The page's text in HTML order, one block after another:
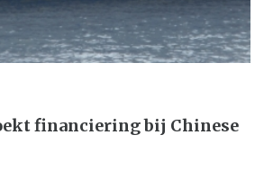
financiering bij Chinese